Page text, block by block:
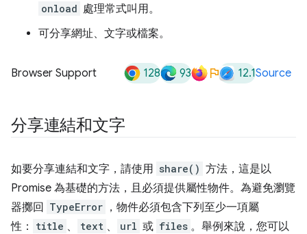
onload 處理常式叫用。
可分享網址、文字或檔案。
Browser Support 128 93 12.1Source
分享連結和文字
如要分享連結和文字，請使用 share() 方法，這是以
Promise 為基礎的方法，且必須提供屬性物件。為避免瀏覽
器擲回 TypeError ，物件必須包含下列至少一項屬
性：
title 、 text 、 url 或 files 。舉例來說，您可以